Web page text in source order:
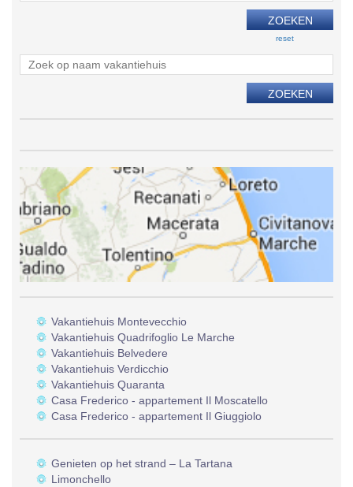
reset
Vakantiehuis Montevecchio
Vakantiehuis Quadrifoglio Le Marche
Vakantiehuis Belvedere
Vakantiehuis Verdicchio
Vakantiehuis Quaranta
Casa Frederico - appartement Il Moscatello
Casa Frederico - appartement Il Giuggiolo
Genieten op het strand – La Tartana
Limonchello